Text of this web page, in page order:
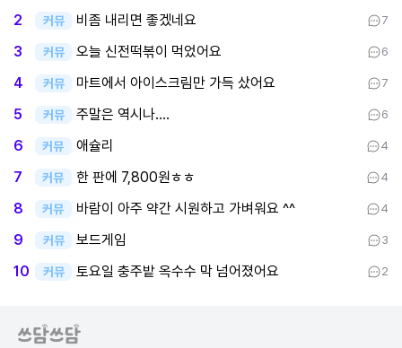
2 커뮤 비좀 내리면 좋겠네요 7
3 커뮤 오늘 신전떡볶이 먹었어요 6
4 커뮤 마트에서 아이스크림만 가득 샀어요 7
5 커뮤 주말은 역시나.... 6
6 커뮤 애슐리 4
7 커뮤 한 판에 7,800원ㅎㅎ 4
8 커뮤 바람이 아주 약간 시원하고 가벼워요 ^^ 4
9 커뮤 보드게임 3
10 커뮤 토요일 충주밭 옥수수 막 넘어졌어요 2